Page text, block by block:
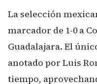
La selección
marcador de 1-0 a
Guadalajara. El
anotado por Luis
tiempo,